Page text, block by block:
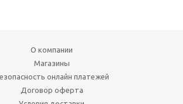
О компании
Магазины
онлайн платежей
Договор оферта